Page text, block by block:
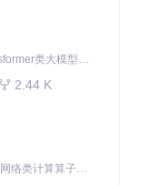
本项目是CANN提供的transformer类大模型算子库，实现网络在NPU上加速计算。
2.44 K
本项目是CANN提供的神经网络类计算算子库，实现网络在NPU上加速计算。